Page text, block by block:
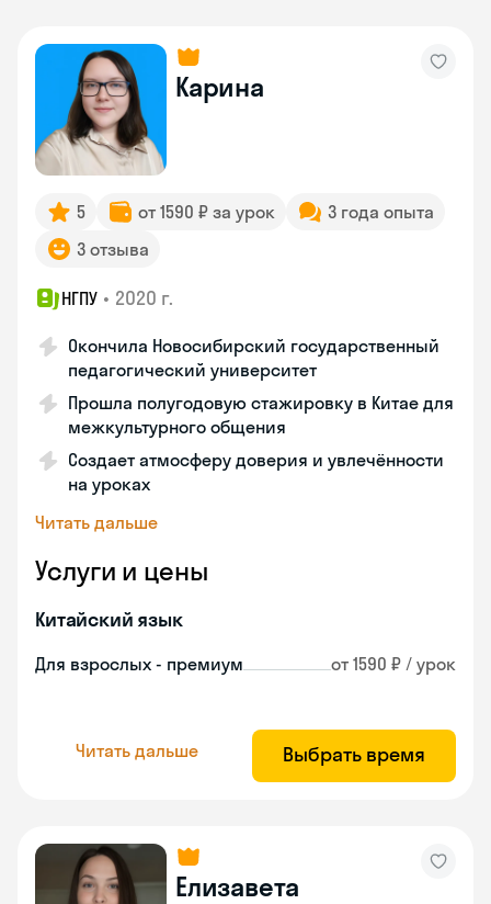
Карина
5 от 1590 ₽ за урок
3 года опыта
3 отзыва
НГПУ • 2020 г.
Окончила Новосибирский государственный
педагогический университет
Прошла полугодовую стажировку в Китае для
межкультурного общения
Создает атмосферу доверия и увлечённости
на уроках
Читать дальше
Услуги и цены
Китайский язык
Для взрослых - премиум от 1590 ₽ / урок
Читать дальше Выбрать время
Елизавета